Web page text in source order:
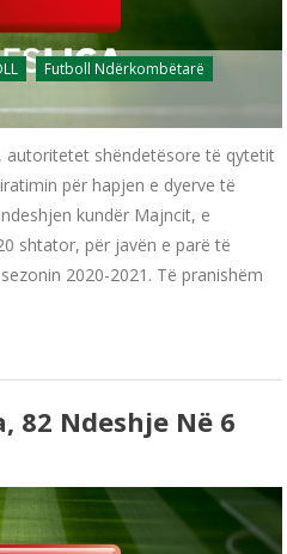
Futboll Ndërkombëtarë
autoritetet shëndetësore të qytetit
për hapjen e dyerve të
kundër Majncit, e
shtator, për javën e parë të
2020-2021. Të pranishëm
82 Ndeshje Në 6